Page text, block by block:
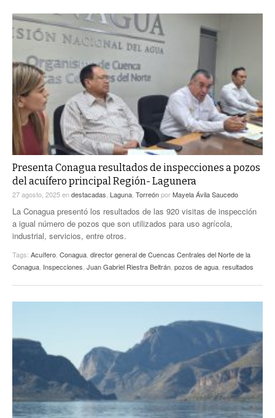
Presenta Conagua resultados de inspecciones a pozos
del acuífero principal Región- Lagunera
27 agosto, 2025endestacadas Laguna TorreónporMayela Ávila Saucedo
La Conagua presentó los resultados de las 920 visitas de inspección
a igual número de pozos que son utilizados para uso agrícola,
industrial, servicios, entre otros.
Tags: Acuífero Conagua director general de Cuencas Centrales del Norte de la
Conagua Inspecciones Juan Gabriel Riestra Beltrán pozos de agua resultados